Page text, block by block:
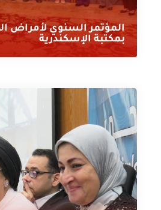
المؤتمر السنوي لأمراض
بمكتبة الإسكندرية